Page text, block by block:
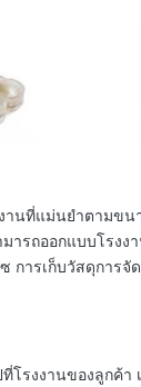
านที่แม่นยําตามขน
ารถออกแบบโรงง
การเก็บวัสดุการจั
โรงงานของลูกค้า